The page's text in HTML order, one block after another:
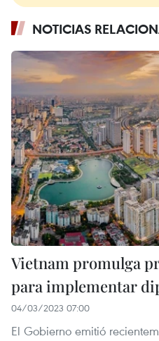
NOTICIAS
Vietnam promulga
para implementar
04/03/2023 07:00
El Gobierno emitió